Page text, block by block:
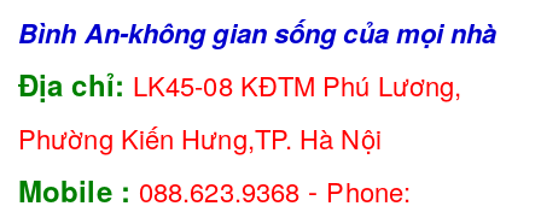
Bình An-không gian sống của mọi nhà
Địa chỉ: LK45-08 KĐTM Phú Lương,
Phường Kiến Hưng,TP. Hà Nội
Mobile : 088.623.9368 - Phone: